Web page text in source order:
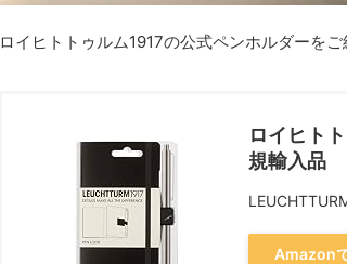
ロイヒトトゥルム1917の公式ペンホルダーをご
ロイヒト
規輸入品
Amazon